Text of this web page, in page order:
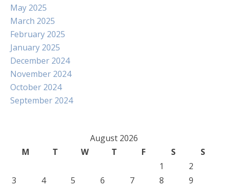
May 2025
March 2025
February 2025
January 2025
December 2024
November 2024
October 2024
September 2024
August 2026
M
T W T F S
S
1
2
3
4 5 6 7 8
9